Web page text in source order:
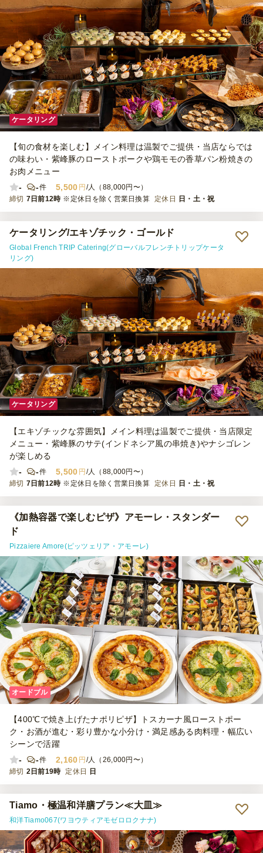
ケータリング
【旬の食材を楽しむ】メイン料理は温製でご提供・当店ならでは
の味わい・紫峰豚のローストポークや鶏モモの香草パン粉焼きの
お肉メニュー
-
-件 5,500 円 /人（88,000円〜）
締切 7日前12時 ※定休日を除く営業日換算 定休日 日・土・祝
ケータリング/エキゾチック・ゴールド
Global French TRIP Catering(グローバルフレンチトリップケータ
リング)
ケータリング
【エキゾチックな雰囲気】メイン料理は温製でご提供・当店限定
メニュー・紫峰豚のサテ(インドネシア風の串焼き)やナシゴレン
が楽しめる
-
-件 5,500 円 /人（88,000円〜）
締切 7日前12時 ※定休日を除く営業日換算 定休日 日・土・祝
《加熱容器で楽しむピザ》アモーレ・スタンダー
ド
Pizzaiere Amore(ピッツェリア・アモーレ)
オードブル
【400℃で焼き上げたナポリピザ】トスカーナ風ローストポー
ク・お酒が進む・彩り豊かな小分け・満足感ある肉料理・幅広い
シーンで活躍
-
-件 2,160 円 /人（26,000円〜）
締切 2日前19時 定休日 日
Tiamo・極温和洋膳プラン≪大皿≫
和洋Tiamo067(ワヨウティアモゼロロクナナ)